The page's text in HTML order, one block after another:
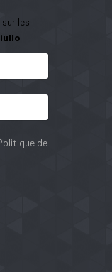
les
de